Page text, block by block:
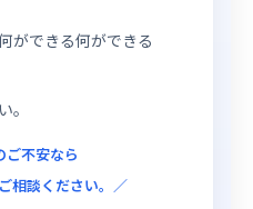
ができる何ができる
。
ご不安なら
相談ください。／